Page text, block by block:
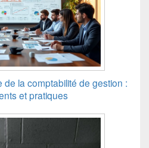
la comptabilité de gestion :
et pratiques